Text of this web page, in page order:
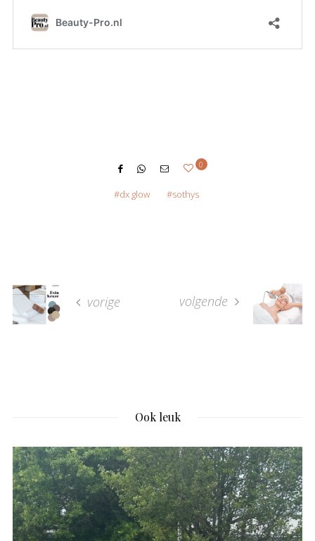
0
dx glow sothys
vorige volgende
Ook leuk